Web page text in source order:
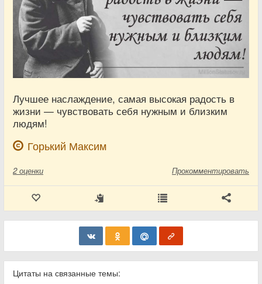
Лучшее наслаждение, самая высокая радость в
жизни — чувствовать себя нужным и близким
людям!
Горький Максим
2 оценки Прокомментировать
Цитаты на связанные темы: